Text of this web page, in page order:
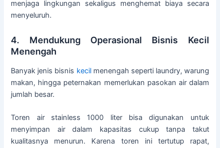
menjaga lingkungan sekaligus menghemat biaya secara
menyeluruh.
4. Mendukung Operasional Bisnis Kecil
Menengah
Banyak jenis bisnis kecilmenengah seperti laundry, warung
makan, hingga peternakan memerlukan pasokan air dalam
jumlah besar.
Toren air stainless 1000 liter bisa digunakan untuk
menyimpan air dalam kapasitas cukup tanpa takut
kualitasnya menurun. Karena toren ini tertutup rapat,